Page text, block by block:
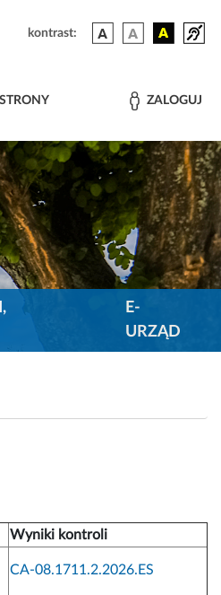
kontrast:
ZALOGUJ
E-
URZĄD
Wyniki kontroli
CA-08.1711.2.2026.ES